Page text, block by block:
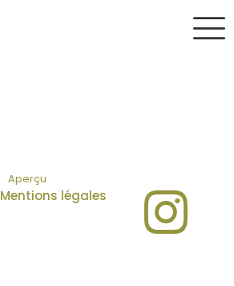
Aperçu
Mentions légales